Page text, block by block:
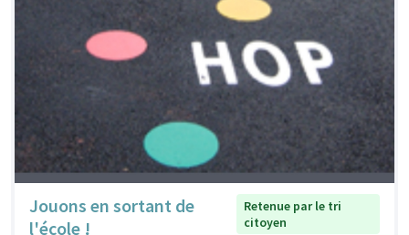
Jouons en sortant de
l'école !
Retenue par le tri
citoyen